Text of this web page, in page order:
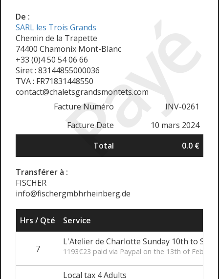
Payé
De :
SARL les Trois Grands
Chemin de la Trapette
74400 Chamonix Mont-Blanc
+33 (0)4 50 54 06 66
Siret : 83144855000036
TVA : FR71831448550
contact@chaletsgrandsmontets.com
Facture Numéro
INV-0261
Facture Date
10 mars 2024
Total
0.0 €
Transférer à :
FISCHER
info@fischergmbhrheinberg.de
Hrs / Qté Service
7
L'Atelier de Charlotte Sunday 10th to
1193€23 paid via Paypal on the 13th of Feb.
Local tax 4 Adults